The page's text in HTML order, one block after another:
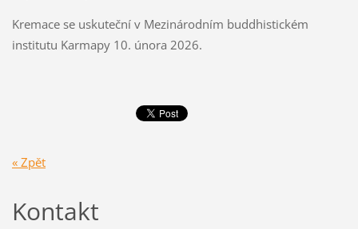
Kremace se uskuteční v Mezinárodním buddhistickém
institutu Karmapy 10. února 2026.
« Zpět
Kontakt